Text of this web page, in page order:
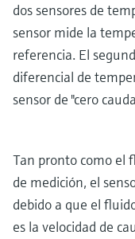
dos sensores de
sensor mide la
referencia. El
diferencial de
sensor de "cero
Tan pronto como el
de medición, el
debido a que el
es la velocidad de